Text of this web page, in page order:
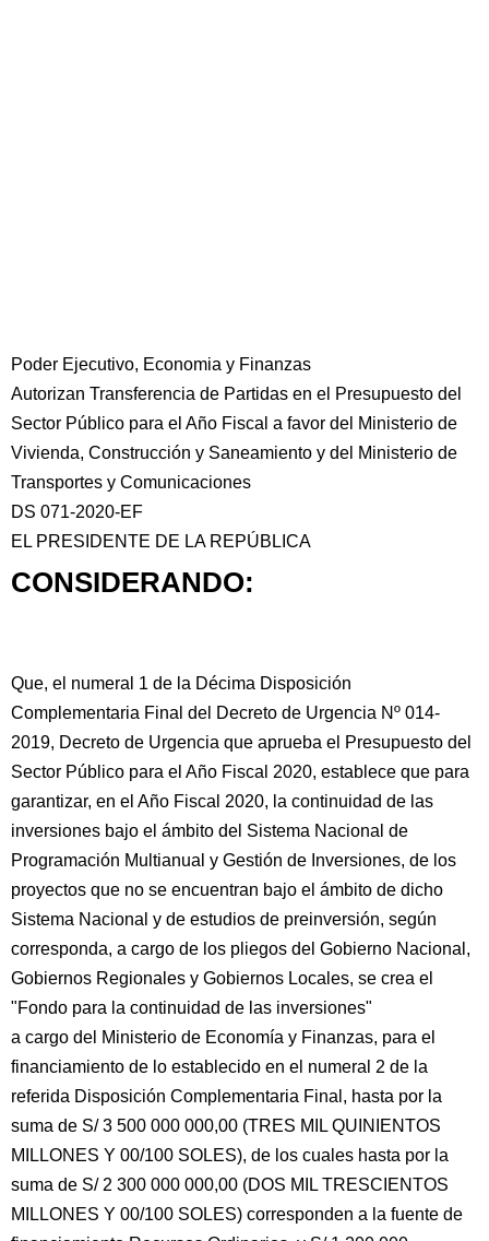
Poder Ejecutivo, Economia y Finanzas
Autorizan Transferencia de Partidas en el Presupuesto del
Sector Público para el Año Fiscal a favor del Ministerio de
Vivienda, Construcción y Saneamiento y del Ministerio de
Transportes y Comunicaciones
DS 071-2020-EF
EL PRESIDENTE DE LA REPÚBLICA
CONSIDERANDO:
Que, el numeral 1 de la Décima Disposición
Complementaria Final del Decreto de Urgencia Nº 014-
2019, Decreto de Urgencia que aprueba el Presupuesto del
Sector Público para el Año Fiscal 2020, establece que para
garantizar, en el Año Fiscal 2020, la continuidad de las
inversiones bajo el ámbito del Sistema Nacional de
Programación Multianual y Gestión de Inversiones, de los
proyectos que no se encuentran bajo el ámbito de dicho
Sistema Nacional y de estudios de preinversión, según
corresponda, a cargo de los pliegos del Gobierno Nacional,
Gobiernos Regionales y Gobiernos Locales, se crea el
"Fondo para la continuidad de las inversiones"
a cargo del Ministerio de Economía y Finanzas, para el
financiamiento de lo establecido en el numeral 2 de la
referida Disposición Complementaria Final, hasta por la
suma de S/ 3 500 000 000,00 (TRES MIL QUINIENTOS
MILLONES Y 00/100 SOLES), de los cuales hasta por la
suma de S/ 2 300 000 000,00 (DOS MIL TRESCIENTOS
MILLONES Y 00/100 SOLES) corresponden a la fuente de